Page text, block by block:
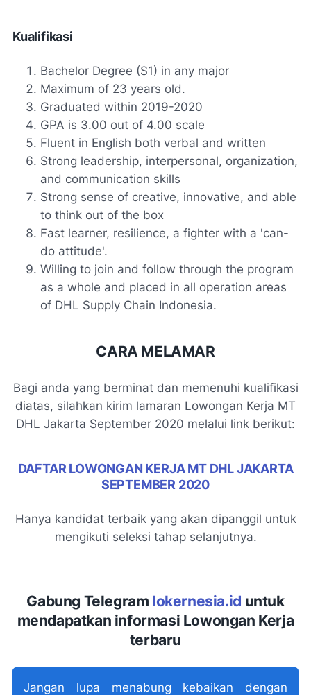
Kualifikasi
Bachelor Degree (S1) in any major
Maximum of 23 years old.
Graduated within 2019-2020
GPA is 3.00 out of 4.00 scale
Fluent in English both verbal and written
Strong leadership, interpersonal, organization,
and communication skills
Strong sense of creative, innovative, and able
to think out of the box
Fast learner, resilience, a fighter with a 'can-
do attitude'.
Willing to join and follow through the program
as a whole and placed in all operation areas
of DHL Supply Chain Indonesia.
CARA MELAMAR
Bagi anda yang berminat dan memenuhi kualifikasi
diatas, silahkan kirim lamaran Lowongan Kerja MT
DHL Jakarta September 2020 melalui link berikut:
DAFTAR LOWONGAN KERJA MT DHL JAKARTA
SEPTEMBER 2020
Hanya kandidat terbaik yang akan dipanggil untuk
mengikuti seleksi tahap selanjutnya.
Gabung Telegram lokernesia.id untuk
mendapatkan informasi Lowongan Kerja
terbaru
Jangan lupa menabung kebaikan dengan